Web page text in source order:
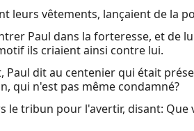
leurs vêtements, lançaient de la
Paul dans la forteresse, et de
ils criaient ainsi contre lui.
Paul dit au centenier qui était
qui n'est pas même condamné?
le tribun pour l'avertir, disant: Que